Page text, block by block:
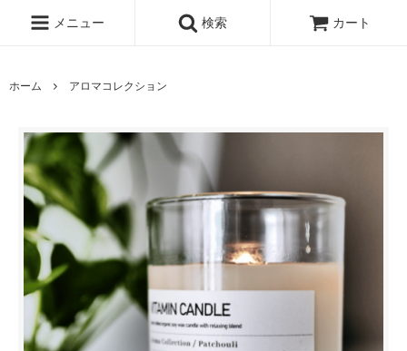
メニュー 検索 カート
ホーム アロマコレクション